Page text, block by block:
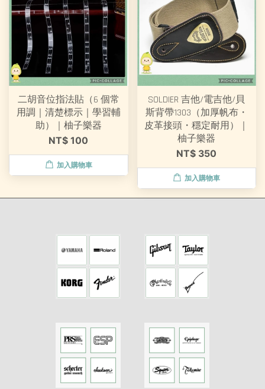
二胡音位指法貼（6 個常
用調｜清楚標示｜學習輔
助）｜柚子樂器
NT$ 100
加入購物車
SOLDIER 吉他/電吉他/貝
斯背帶1303（加厚帆布・
皮革接頭・穩定耐用）｜
柚子樂器
NT$ 350
加入購物車